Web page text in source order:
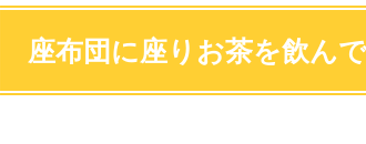
座布団に座りお茶を飲ん